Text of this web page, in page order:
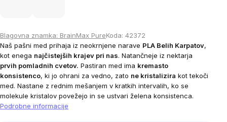
Blagovna znamka: BrainMax PureKoda: 42372
Naš pašni med prihaja iz neokrnjene narave PLA Belih Karpatov,
kot enega najčistejših krajev pri nas. Natančneje iz nektarja
prvih pomladnih cvetov. Pastiran med ima kremasto
konsistenco, ki jo ohrani za vedno, zato ne kristalizira kot tekoči
med. Nastane z rednim mešanjem v kratkih intervalih, ko se
molekule kristalov povežejo in se ustvari želena konsistenca.
Podrobne informacije